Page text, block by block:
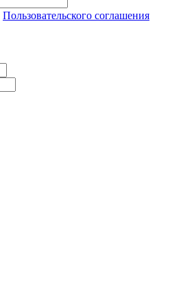
Пользовательского соглашения